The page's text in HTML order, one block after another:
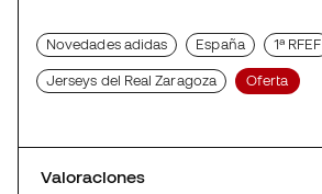
Novedades adidas España 1ª RFEF
Jerseys del Real Zaragoza Oferta
Valoraciones